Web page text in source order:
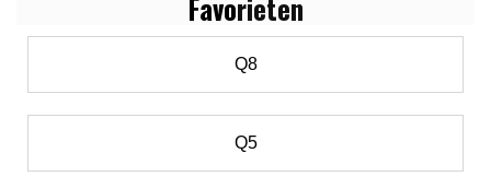
Favorieten
Q8
Q5